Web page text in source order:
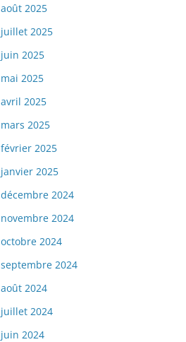
août 2025
juillet 2025
juin 2025
mai 2025
avril 2025
mars 2025
février 2025
janvier 2025
décembre 2024
novembre 2024
octobre 2024
septembre 2024
août 2024
juillet 2024
juin 2024